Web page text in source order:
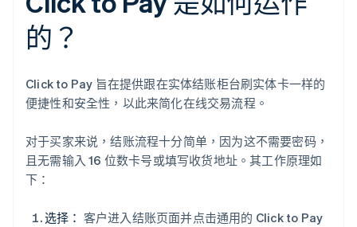
的？
Click to Pay 旨在提供跟在实体结账柜台刷实体卡一样的
便捷性和安全性，以此来简化在线交易流程。
对于买家来说，结账流程十分简单，因为这不需要密码，
且无需输入 16 位数卡号或填写收货地址。其工作原理如
下：
选择： 客户进入结账页面并点击通用的 Click to Pay